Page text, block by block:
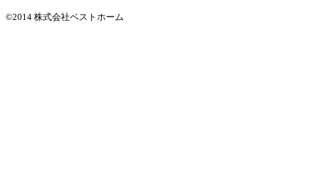
©2014 株式会社ベストホーム